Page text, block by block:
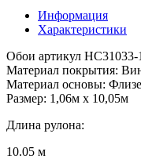
Информация
Характеристики
Обои артикул HC31033-
Материал покрытия:
Материал основы:
Размер: 1,06м х 10,05м
Длина рулона:
10.05 м